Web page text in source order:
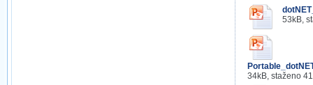
53kB,
34kB, staženo